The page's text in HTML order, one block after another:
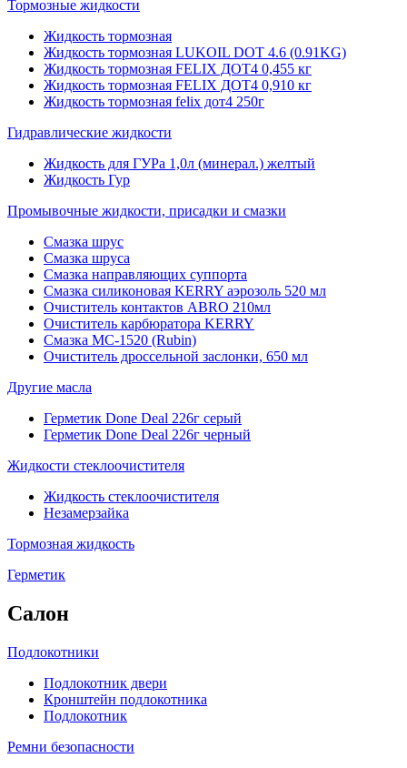
Тормозные жидкости
Жидкость тормозная
Жидкость тормозная LUKOIL DOT 4.6 (0.91KG)
Жидкость тормозная FELIX ДОТ4 0,455 кг
Жидкость тормозная FELIX ДОТ4 0,910 кг
Жидкость тормозная felix дот4 250г
Гидравлические жидкости
Жидкость для ГУРа 1,0л (минерал.) желтый
Жидкость Гур
Промывочные жидкости, присадки и смазки
Смазка шрус
Смазка шруса
Смазка направляющих суппорта
Смазка силиконовая KERRY аэрозоль 520 мл
Очиститель контактов ABRO 210мл
Очиститель карбюратора KERRY
Смазка МС-1520 (Rubin)
Очиститель дроссельной заслонки, 650 мл
Другие масла
Герметик Done Deal 226г серый
Герметик Done Deal 226г черный
Жидкости стеклоочистителя
Жидкость стеклоочистителя
Незамерзайка
Тормозная жидкость
Герметик
Салон
Подлокотники
Подлокотник двери
Кронштейн подлокотника
Подлокотник
Ремни безопасности